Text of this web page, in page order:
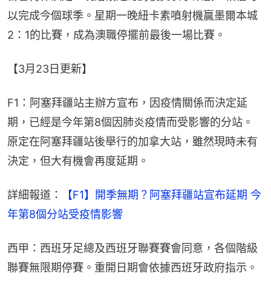
以完成今個球季。星期一晚紐卡素噴射機贏墨爾本城
2：1的比賽，成為澳職停擺前最後一場比賽。
【3月23日更新】
F1：阿塞拜疆站主辦方宣布，因疫情關係而決定延
期，已經是今年第8個因肺炎疫情而受影響的分站。
原定在阿塞拜疆站後舉行的加拿大站，雖然現時未有
決定，但大有機會再度延期。
詳細報道：
【F1】開季無期？阿塞拜疆站宣布延期 今
年第8個分站受疫情影響
西甲：西班牙足總及西班牙聯賽賽會同意，各個階級
聯賽無限期停賽。重開日期會依據西班牙政府指示。